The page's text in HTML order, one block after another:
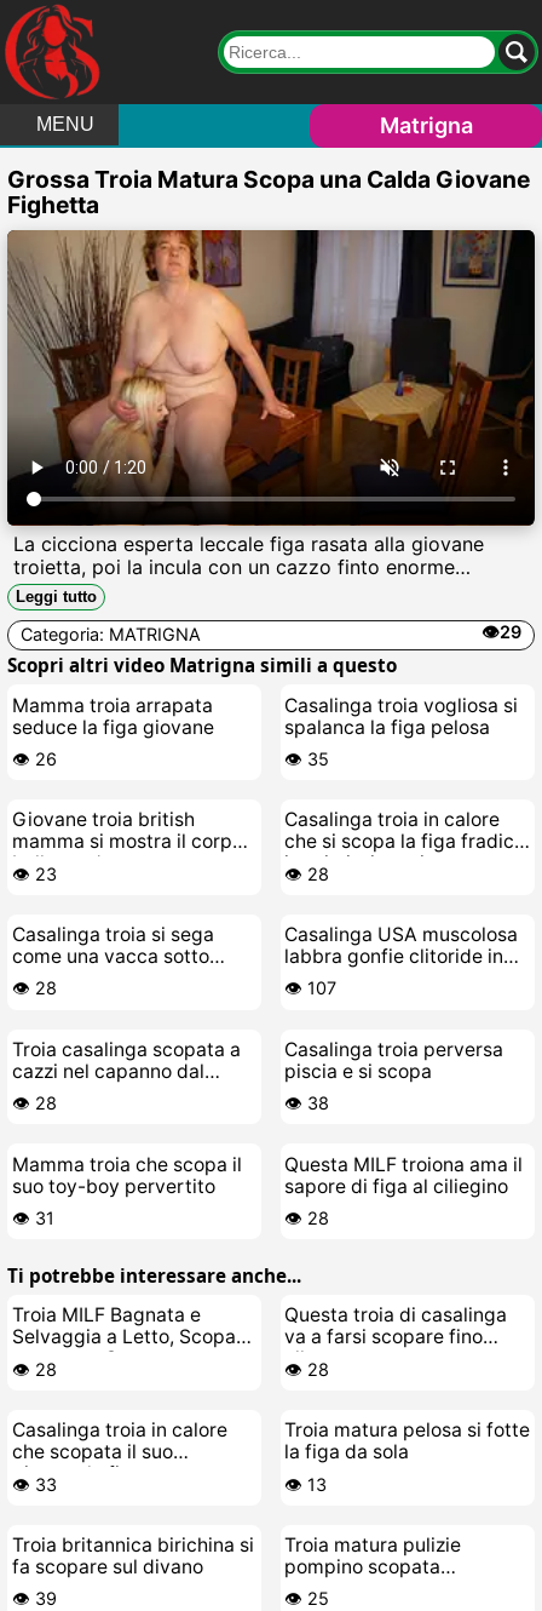
MENU Matrigna
Grossa Troia Matura Scopa una Calda Giovane
Fighetta
La cicciona esperta leccale figa rasata alla giovane
troietta, poi la incula con un cazzo finto enorme
facendola urlare di piacere, sborra sul culo paffuto
mentre si baciano sporche di fica.
Leggi tutto
Categoria: MATRIGNA 👁️29
Scopri altri video Matrigna simili a questo
Mamma troia arrapata
seduce la figa giovane
👁️ 26
Casalinga troia vogliosa si
spalanca la figa pelosa
👁️ 35
Giovane troia british
mamma si mostra il corpo
bollente da scopare
👁️ 23
Casalinga troia in calore
che si scopa la figa fradicia
in primissimo piano
👁️ 28
Casalinga troia si sega
come una vacca sotto
lalbero di Natale
👁️ 28
Casalinga USA muscolosa
labbra gonfie clitoride in
faccia
👁️ 107
Troia casalinga scopata a
cazzi nel capanno dal
vicino
👁️ 28
Casalinga troia perversa
piscia e si scopa
👁️ 38
Mamma troia che scopa il
suo toy-boy pervertito
👁️ 31
Questa MILF troiona ama il
sapore di figa al ciliegino
👁️ 28
Ti potrebbe interessare anche...
Troia MILF Bagnata e
Selvaggia a Letto, Scopata
come una Cagna
👁️ 28
Questa troia di casalinga
va a farsi scopare fino
allorgasmo
👁️ 28
Casalinga troia in calore
che scopata il suo
giocattolo figo
👁️ 33
Troia matura pelosa si fotte
la figa da sola
👁️ 13
Troia britannica birichina si
fa scopare sul divano
👁️ 39
Troia matura pulizie
pompino scopata
mostruosa
👁️ 25